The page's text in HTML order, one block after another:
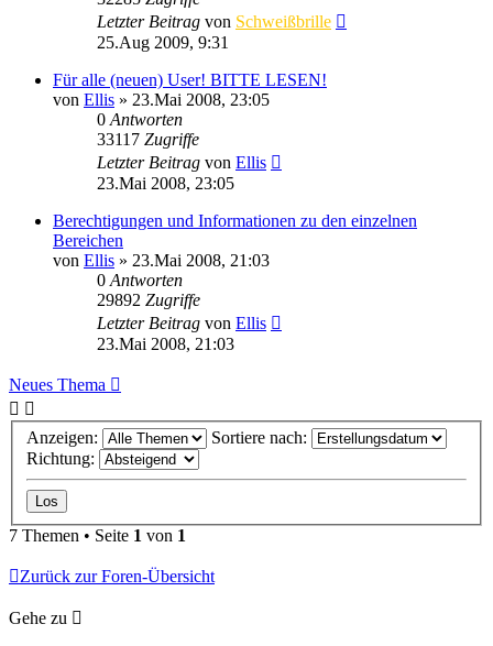
Letzter Beitrag von Schweißbrille
25.Aug 2009, 9:31
Für alle (neuen) User! BITTE LESEN!
von Ellis » 23.Mai 2008, 23:05
0 Antworten
33117 Zugriffe
Letzter Beitrag von Ellis
23.Mai 2008, 23:05
Berechtigungen und Informationen zu den einzelnen
Bereichen
von Ellis » 23.Mai 2008, 21:03
0 Antworten
29892 Zugriffe
Letzter Beitrag von Ellis
23.Mai 2008, 21:03
Neues Thema
Anzeigen:
Sortiere nach:
Richtung:
7 Themen • Seite 1 von 1
Zurück zur Foren-Übersicht
Gehe zu